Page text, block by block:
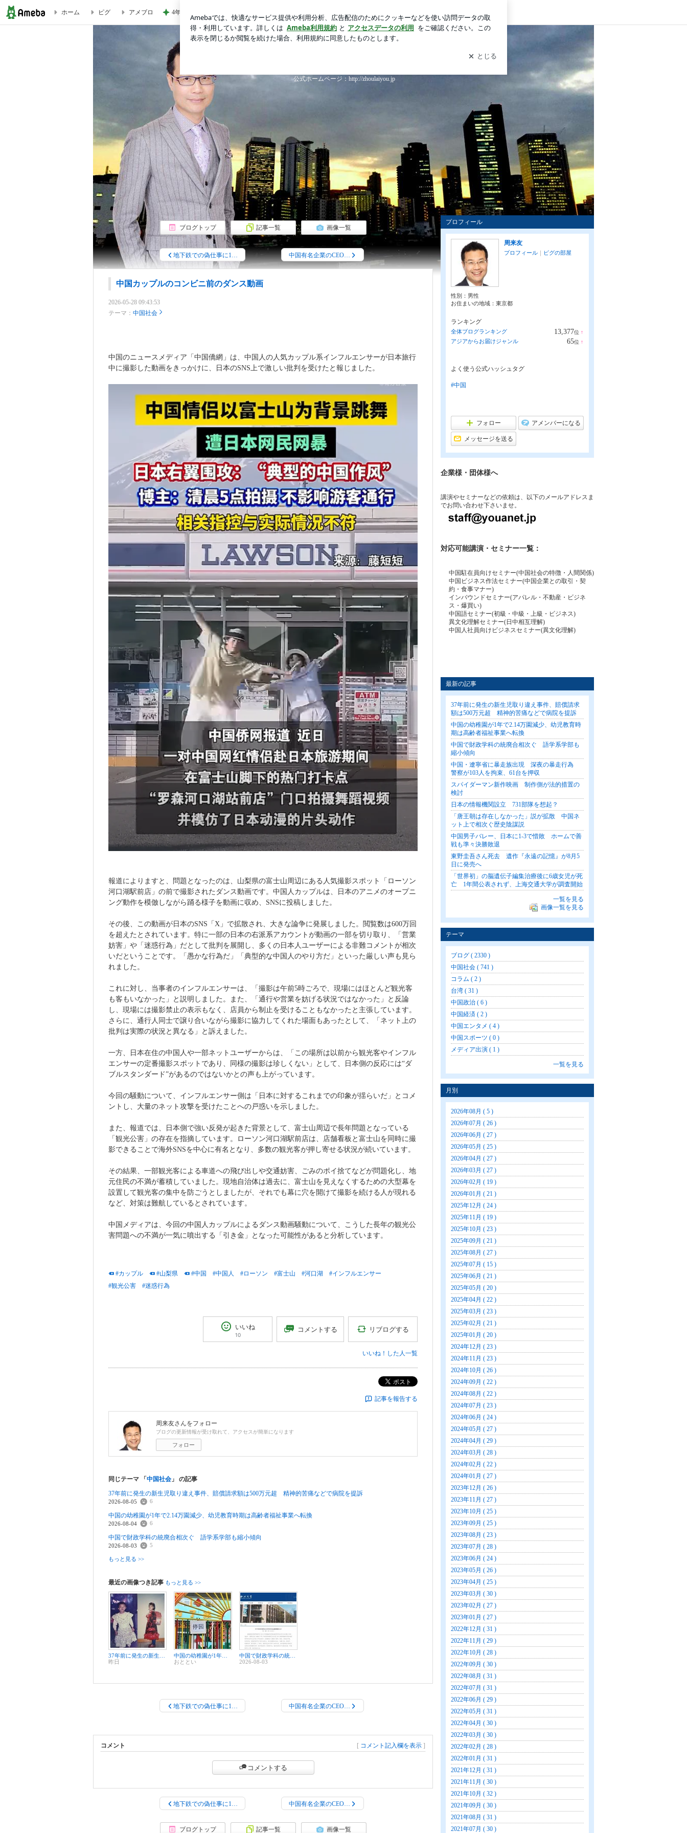
中国カップルのコンビニ前のダンス動画 | 周来友 オフィシャルブログ
ホーム ピグ アメブロ 4年ぶりに1人で参戦したお店
公式ホームページ：http://zhoulaiyou.jp
ブログトップ 記事一覧 画像一覧
地下鉄での偽仕事に1… 中国有名企業のCEO…
中国カップルのコンビニ前のダンス動画
2026-05-28 09:43:53
テーマ： 中国社会
中国のニュースメディア「中国僑網」は、中国人の人気カップル系インフルエンサーが日本旅行
中に撮影した動画をきっかけに、日本のSNS上で激しい批判を受けたと報じました。
報道によりますと、問題となったのは、山梨県の富士山周辺にある人気撮影スポット「ローソン
河口湖駅前店」の前で撮影されたダンス動画です。中国人カップルは、日本のアニメのオープニ
ング動作を模倣しながら踊る様子を動画に収め、SNSに投稿しました。
その後、この動画が日本のSNS「X」で拡散され、大きな論争に発展しました。閲覧数は600万回
を超えたとされています。特に一部の日本の右派系アカウントが動画の一部を切り取り、「営業
妨害」や「迷惑行為」だとして批判を展開し、多くの日本人ユーザーによる非難コメントが相次
いだということです。「愚かな行為だ」「典型的な中国人のやり方だ」といった厳しい声も見ら
れました。
これに対し、当事者のインフルエンサーは、「撮影は午前5時ごろで、現場にはほとんど観光客
も客もいなかった」と説明しました。また、「通行や営業を妨げる状況ではなかった」と反論
し、現場には撮影禁止の表示もなく、店員から制止を受けることもなかったと主張しています。
さらに、通行人同士で譲り合いながら撮影に協力してくれた場面もあったとして、「ネット上の
批判は実際の状況と異なる」と訴えました。
一方、日本在住の中国人や一部ネットユーザーからは、「この場所は以前から観光客やインフル
エンサーの定番撮影スポットであり、同様の撮影は珍しくない」として、日本側の反応には“ダ
ブルスタンダード”があるのではないかとの声も上がっています。
今回の騒動について、インフルエンサー側は「日本に対するこれまでの印象が揺らいだ」とコメ
ントし、大量のネット攻撃を受けたことへの戸惑いを示しました。
また、報道では、日本側で強い反発が起きた背景として、富士山周辺で長年問題となっている
「観光公害」の存在を指摘しています。ローソン河口湖駅前店は、店舗看板と富士山を同時に撮
影できることで海外SNSを中心に有名となり、多数の観光客が押し寄せる状況が続いています。
その結果、一部観光客による車道への飛び出しや交通妨害、ごみのポイ捨てなどが問題化し、地
元住民の不満が蓄積していました。現地自治体は過去に、富士山を見えなくするための大型幕を
設置して観光客の集中を防ごうとしましたが、それでも幕に穴を開けて撮影を続ける人が現れる
など、対策は難航しているとされています。
中国メディアは、今回の中国人カップルによるダンス動画騒動について、こうした長年の観光公
害問題への不満が一気に噴出する「引き金」となった可能性があると分析しています。
#カップル #山梨県 #中国 #中国人 #ローソン #富士山 #河口湖
#インフルエンサー
#観光公害
#迷惑行為
いいね
10
コメントする リブログする
いいね！した人一覧
ポスト
記事を報告する
周来友さんをフォロー
ブログの更新情報が受け取れて、アクセスが簡単になります
フォロー
同じテーマ 「中国社会 」 の記事
37年前に発生の新生児取り違え事件、賠償請求額は500万元超 精神的苦痛などで病院を提訴
2026-08-05 6
中国の幼稚園が1年で2.14万園減少、幼児教育時期は高齢者福祉事業へ転換
2026-08-04 6
中国で財政学科の統廃合相次ぐ 語学系学部も縮小傾向
2026-08-03 5
もっと見る >>
最近の画像つき記事 もっと見る >>
昨日
おととい
2026-08-03
地下鉄での偽仕事に1… 中国有名企業のCEO…
[ コメント記入欄を表示 ]
コメント
コメントする
地下鉄での偽仕事に1… 中国有名企業のCEO…
ブログトップ 記事一覧 画像一覧
プロフィール
周来友
プロフィール ｜ ピグの部屋
性別： 男性
お住まいの地域： 東京都
ランキング
全体ブログランキング 13,377位 ↑
アジアからお届けジャンル 65位 ↑
よく使う公式ハッシュタグ
#中国
フォロー アメンバーになる
メッセージを送る
企業様・団体様へ
講演やセミナーなどの依頼は、以下のメールアドレスま
でお問い合わせ下さいませ。
対応可能講演・セミナー一覧：
中国駐在員向けセミナー(中国社会の特徴・人間関係)
中国ビジネス作法セミナー(中国企業との取引・契
約・食事マナー)
インバウンドセミナー(アパレル・不動産・ビジネ
ス・爆買い)
中国語セミナー(初級・中級・上級・ビジネス)
異文化理解セミナー(日中相互理解)
中国人社員向けビジネスセミナー(異文化理解)
最新の記事
37年前に発生の新生児取り違え事件、賠償請求
額は500万元超 精神的苦痛などで病院を提訴
中国の幼稚園が1年で2.14万園減少、幼児教育時
期は高齢者福祉事業へ転換
中国で財政学科の統廃合相次ぐ 語学系学部も
縮小傾向
中国・遼寧省に暴走族出現 深夜の暴走行為
警察が103人を拘束、61台を押収
スパイダーマン新作映画 制作側が法的措置の
検討
日本の情報機関設立 731部隊を想起？
「唐王朝は存在しなかった」説が拡散 中国ネ
ット上で相次ぐ歴史陰謀説
中国男子バレー、日本に1-3で惜敗 ホームで善
戦も準々決勝敗退
東野圭吾さん死去 遺作『永遠の記憶』が8月5
日に発売へ
「世界初」の脳遺伝子編集治療後に6歳女児が死
亡 1年間公表されず、上海交通大学が調査開始
一覧を見る
画像一覧を見る
テーマ
ブログ ( 2330 )
中国社会 ( 741 )
コラム ( 2 )
台湾 ( 31 )
中国政治 ( 6 )
中国経済 ( 2 )
中国エンタメ ( 4 )
中国スポーツ ( 0 )
メディア出演 ( 1 )
一覧を見る
月別
2026年08月 ( 5 )
2026年07月 ( 26 )
2026年06月 ( 27 )
2026年05月 ( 25 )
2026年04月 ( 27 )
2026年03月 ( 27 )
2026年02月 ( 19 )
2026年01月 ( 21 )
2025年12月 ( 24 )
2025年11月 ( 19 )
2025年10月 ( 23 )
2025年09月 ( 21 )
2025年08月 ( 27 )
2025年07月 ( 15 )
2025年06月 ( 21 )
2025年05月 ( 20 )
2025年04月 ( 22 )
2025年03月 ( 23 )
2025年02月 ( 21 )
2025年01月 ( 20 )
2024年12月 ( 23 )
2024年11月 ( 23 )
2024年10月 ( 26 )
2024年09月 ( 22 )
2024年08月 ( 22 )
2024年07月 ( 23 )
2024年06月 ( 24 )
2024年05月 ( 27 )
2024年04月 ( 29 )
2024年03月 ( 28 )
2024年02月 ( 22 )
2024年01月 ( 27 )
2023年12月 ( 26 )
2023年11月 ( 27 )
2023年10月 ( 25 )
2023年09月 ( 25 )
2023年08月 ( 23 )
2023年07月 ( 28 )
2023年06月 ( 24 )
2023年05月 ( 26 )
2023年04月 ( 25 )
2023年03月 ( 30 )
2023年02月 ( 27 )
2023年01月 ( 27 )
2022年12月 ( 31 )
2022年11月 ( 29 )
2022年10月 ( 28 )
2022年09月 ( 30 )
2022年08月 ( 31 )
2022年07月 ( 31 )
2022年06月 ( 29 )
2022年05月 ( 31 )
2022年04月 ( 30 )
2022年03月 ( 30 )
2022年02月 ( 28 )
2022年01月 ( 31 )
2021年12月 ( 31 )
2021年11月 ( 30 )
2021年10月 ( 32 )
2021年09月 ( 30 )
2021年08月 ( 31 )
2021年07月 ( 30 )